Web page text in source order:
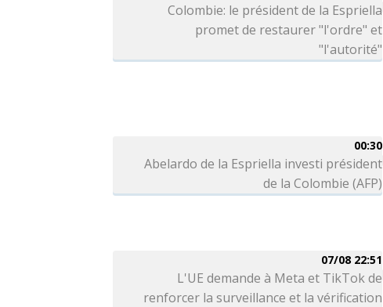
Colombie: le président de la Espriella
promet de restaurer "l'ordre" et
"l'autorité"
00:30
Abelardo de la Espriella investi président
de la Colombie (AFP)
07/08 22:51
L'UE demande à Meta et TikTok de
renforcer la surveillance et la vérification